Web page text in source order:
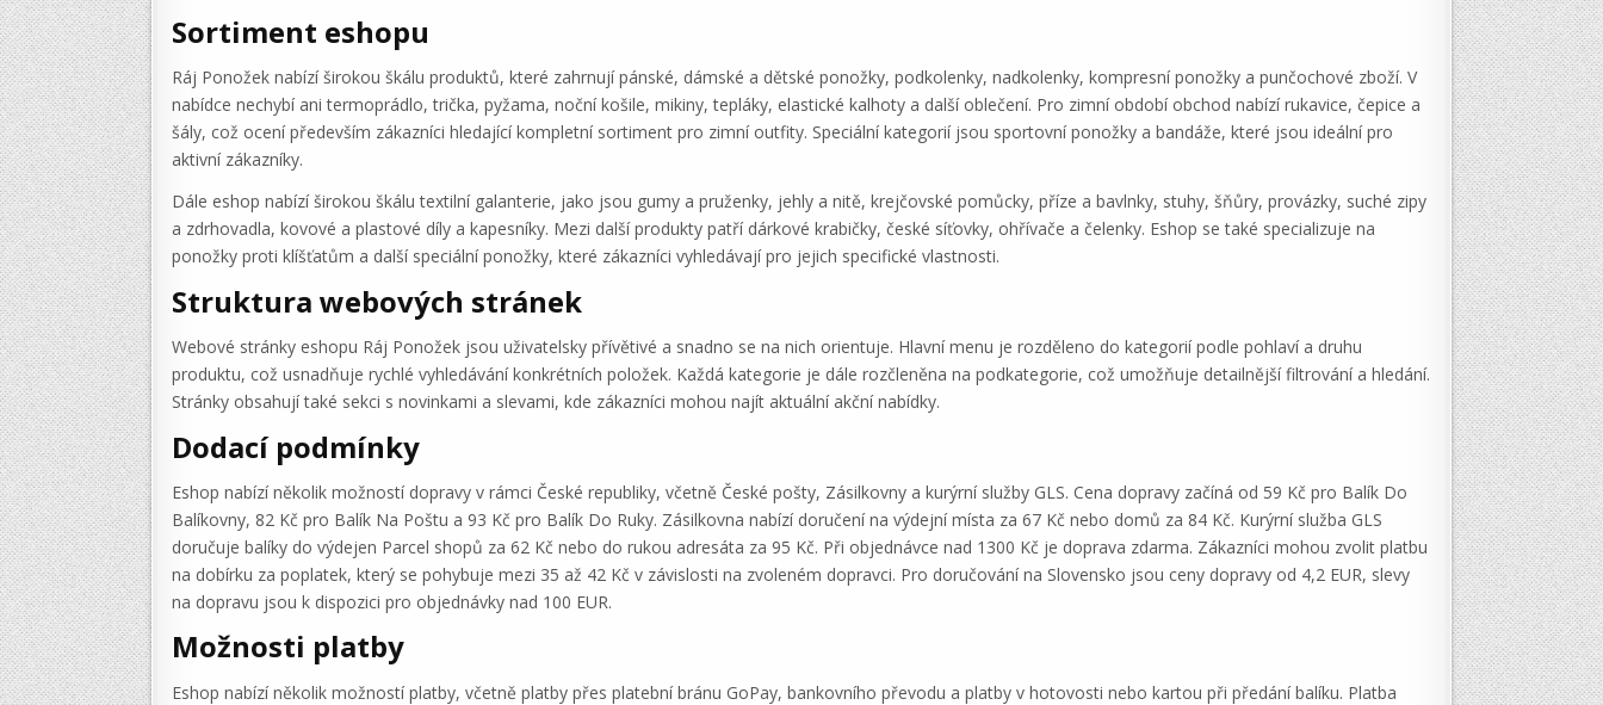
Sortiment eshopu
Ráj Ponožek nabízí širokou škálu produktů, které zahrnují pánské, dámské a dětské ponožky, podkolenky, nadkolenky, kompresní ponožky a punčochové zboží. V
nabídce nechybí ani termoprádlo, trička, pyžama, noční košile, mikiny, tepláky, elastické kalhoty a další oblečení. Pro zimní období obchod nabízí rukavice, čepice a
šály, což ocení především zákazníci hledající kompletní sortiment pro zimní outfity. Speciální kategorií jsou sportovní ponožky a bandáže, které jsou ideální pro
aktivní zákazníky.
Dále eshop nabízí širokou škálu textilní galanterie, jako jsou gumy a pruženky, jehly a nitě, krejčovské pomůcky, příze a bavlnky, stuhy, šňůry, provázky, suché zipy
a zdrhovadla, kovové a plastové díly a kapesníky. Mezi další produkty patří dárkové krabičky, české síťovky, ohřívače a čelenky. Eshop se také specializuje na
ponožky proti klíšťatům a další speciální ponožky, které zákazníci vyhledávají pro jejich specifické vlastnosti.
Struktura webových stránek
Webové stránky eshopu Ráj Ponožek jsou uživatelsky přívětivé a snadno se na nich orientuje. Hlavní menu je rozděleno do kategorií podle pohlaví a druhu
produktu, což usnadňuje rychlé vyhledávání konkrétních položek. Každá kategorie je dále rozčleněna na podkategorie, což umožňuje detailnější filtrování a hledání.
Stránky obsahují také sekci s novinkami a slevami, kde zákazníci mohou najít aktuální akční nabídky.
Dodací podmínky
Eshop nabízí několik možností dopravy v rámci České republiky, včetně České pošty, Zásilkovny a kurýrní služby GLS. Cena dopravy začíná od 59 Kč pro Balík Do
Balíkovny, 82 Kč pro Balík Na Poštu a 93 Kč pro Balík Do Ruky. Zásilkovna nabízí doručení na výdejní místa za 67 Kč nebo domů za 84 Kč. Kurýrní služba GLS
doručuje balíky do výdejen Parcel shopů za 62 Kč nebo do rukou adresáta za 95 Kč. Při objednávce nad 1300 Kč je doprava zdarma. Zákazníci mohou zvolit platbu
na dobírku za poplatek, který se pohybuje mezi 35 až 42 Kč v závislosti na zvoleném dopravci. Pro doručování na Slovensko jsou ceny dopravy od 4,2 EUR, slevy
na dopravu jsou k dispozici pro objednávky nad 100 EUR.
Možnosti platby
Eshop nabízí několik možností platby, včetně platby přes platební bránu GoPay, bankovního převodu a platby v hotovosti nebo kartou při předání balíku. Platba